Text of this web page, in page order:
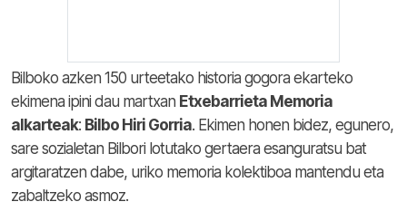
Bilboko azken 150 urteetako historia gogora ekarteko
ekimena ipini dau martxan Etxebarrieta Memoria
alkarteak: Bilbo Hiri Gorria. Ekimen honen bidez, egunero,
sare sozialetan Bilbori lotutako gertaera esanguratsu bat
argitaratzen dabe, uriko memoria kolektiboa mantendu eta
zabaltzeko asmoz.